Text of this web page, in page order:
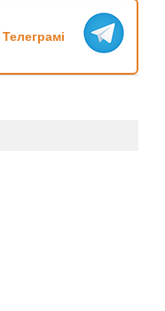
Телеграмі